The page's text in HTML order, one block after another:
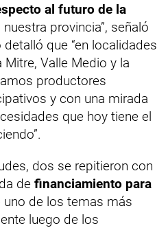
al futuro de la
nuestra provincia”, señaló
que “en localidades
Valle Medio y la
productores
y con una mirada
que hoy tiene el
dos se repitieron con
de financiamiento para
uno de los temas más
luego de los